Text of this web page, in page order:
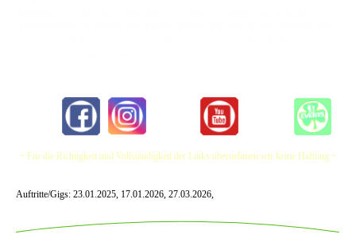
+ Für die Richtigkeit und Vollständigkeit der Links übernehmen wir keine Haftung +
Auftritte/Gigs: 23.01.2025, 17.01.2026, 27.03.2026,